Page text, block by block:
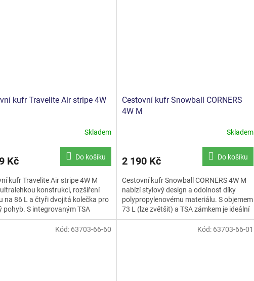
kufr Travelite Air stripe 4W
Skladem
Kč Do košíku
kufr Travelite Air stripe 4W M
konstrukci, rozšíření
na 86 L a čtyři dvojitá kolečka pro
pohyb. S integrovaným TSA
a stylovým...
Cestovní kufr Snowball CORNERS
4W M
Skladem
2 190 Kč Do košíku
Cestovní kufr Snowball CORNERS 4W M
nabízí stylový design a odolnost díky
polypropylenovému materiálu. S objemem
73 L (lze zvětšit) a TSA zámkem je ideální
pro bezpečné...
Kód: 63703-66-60 Kód: 63703-66-01